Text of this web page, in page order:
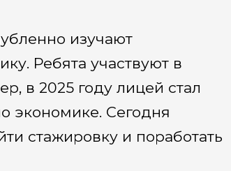
изучают
Ребята участвуют в
в 2025 году лицей стал
экономике. Сегодня
стажировку и поработать